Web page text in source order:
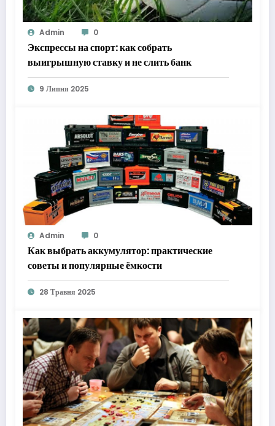
Admin 0
Экспрессы на спорт: как собрать
выигрышную ставку и не слить банк
9 Липня 2025
Admin 0
Как выбрать аккумулятор: практические
советы и популярные ёмкости
28 Травня 2025